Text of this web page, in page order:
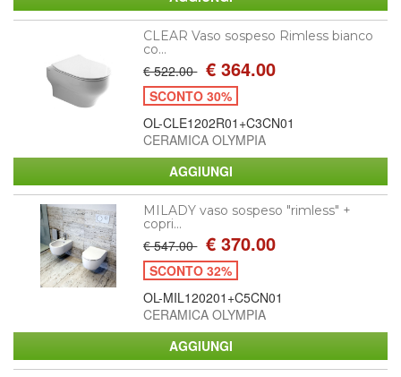
CLEAR Vaso sospeso Rimless bianco
co...
€ 522.00 € 364.00
SCONTO 30%
OL-CLE1202R01+C3CN01
CERAMICA OLYMPIA
MILADY vaso sospeso "rimless" +
copri...
€ 547.00 € 370.00
SCONTO 32%
OL-MIL120201+C5CN01
CERAMICA OLYMPIA